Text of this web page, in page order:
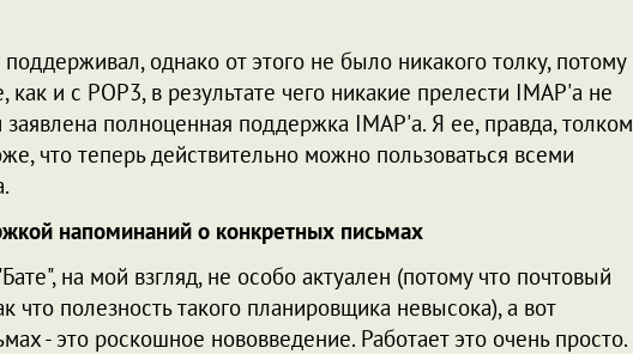
однако от этого не было никакого толку, потому
и с POP3, в результате чего никакие прелести IMAP'а не
полноценная поддержка IMAP'а. Я ее, правда, толком
что теперь действительно можно пользоваться всеми
напоминаний о конкретных письмах
на мой взгляд, не особо актуален (потому что почтовый
что полезность такого планировщика невысока), а вот
- это роскошное нововведение. Работает это очень просто.